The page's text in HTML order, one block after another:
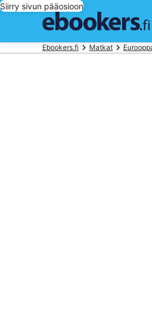
Siirry sivun pääosioon
Ebookers.fi Matkat